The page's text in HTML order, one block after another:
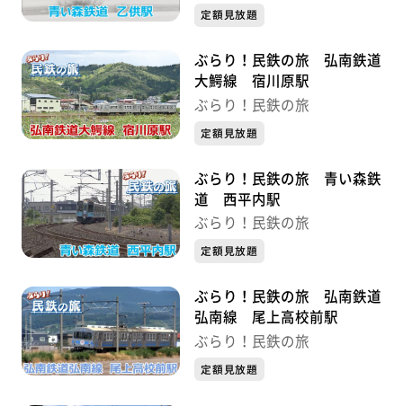
定額見放題
ぶらり！民鉄の旅 弘南鉄道
大鰐線 宿川原駅
ぶらり！民鉄の旅
定額見放題
ぶらり！民鉄の旅 青い森鉄
道 西平内駅
ぶらり！民鉄の旅
定額見放題
ぶらり！民鉄の旅 弘南鉄道
弘南線 尾上高校前駅
ぶらり！民鉄の旅
定額見放題